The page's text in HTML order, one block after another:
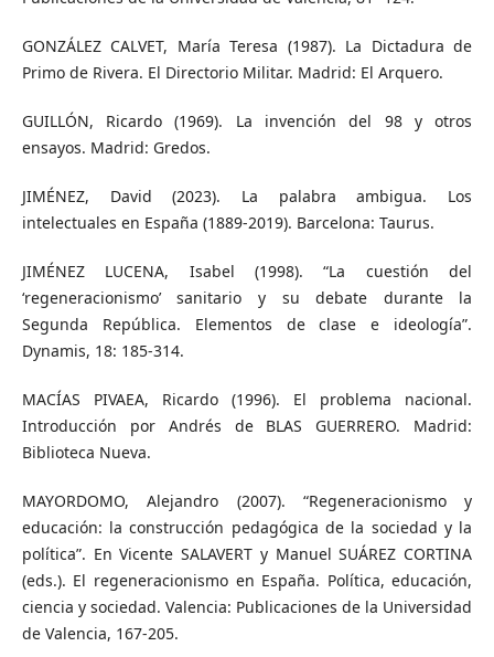
GONZÁLEZ CALVET, María Teresa (1987). La Dictadura de
Primo de Rivera. El Directorio Militar. Madrid: El Arquero.
GUILLÓN, Ricardo (1969). La invención del 98 y otros
ensayos. Madrid: Gredos.
JIMÉNEZ, David (2023). La palabra ambigua. Los
intelectuales en España (1889-2019). Barcelona: Taurus.
JIMÉNEZ LUCENA, Isabel (1998). “La cuestión del
‘regeneracionismo’ sanitario y su debate durante la
Segunda República. Elementos de clase e ideología”.
Dynamis, 18: 185-314.
MACÍAS PIVAEA, Ricardo (1996). El problema nacional.
Introducción por Andrés de BLAS GUERRERO. Madrid:
Biblioteca Nueva.
MAYORDOMO, Alejandro (2007). “Regeneracionismo y
educación: la construcción pedagógica de la sociedad y la
política”. En Vicente SALAVERT y Manuel SUÁREZ CORTINA
(eds.). El regeneracionismo en España. Política, educación,
ciencia y sociedad. Valencia: Publicaciones de la Universidad
de Valencia, 167-205.